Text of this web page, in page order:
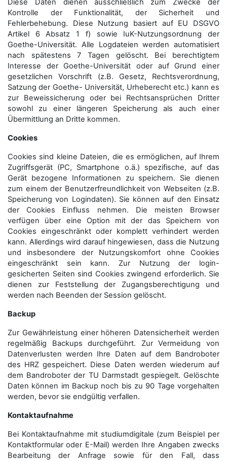
Diese Daten dienen ausschließlich zum Zwecke der
Kontrolle der Funktionalität, der Sicherheit und
Fehlerbehebung. Diese Nutzung basiert auf EU DSGVO
Artikel 6 Absatz 1 f) sowie IuK-Nutzungsordnung der
Goethe-Universität. Alle Logdateien werden auto­matisiert
nach spätestens 7 Tagen gelöscht. Bei berechtigtem
Interesse der Goethe-Universität oder auf Grund einer
gesetzlichen Vorschrift (z.B. Gesetz, Rechtsverordnung,
Satzung der Goethe- Universität, Urheberecht etc.) kann es
zur Beweissicherung oder bei Rechtsansprüchen Dritter
sowohl zu einer längeren Speicherung als auch einer
Übermittlung an Dritte kommen.
Cookies
Cookies sind kleine Dateien, die es ermöglichen, auf Ihrem
Zugriffsgerät (PC, Smartphone o.ä.) spezifische, auf das
Gerät bezogene Informationen zu speichern. Sie dienen
zum einem der Benutzerfreundlichkeit von Webseiten (z.B.
Speicherung von Logindaten). Sie können auf den Einsatz
der Cookies Einfluss nehmen. Die meisten Browser
verfügen über eine Option mit der das Speichern von
Cookies eingeschränkt oder komplett verhindert werden
kann. Allerdings wird darauf hingewiesen, dass die Nutzung
und insbesondere der Nutzungskomfort ohne Cookies
eingeschränkt sein kann. Zur Nutzung der login-
gesicherten Seiten sind Cookies zwingend erforderlich. Sie
dienen zur Feststellung der Zugangs­berechtigung und
werden nach Beenden der Session gelöscht.
Backup
Zur Gewährleistung einer höheren Datensicherheit werden
regelmäßig Backups durchgeführt. Zur Vermeidung von
Datenverlusten werden Ihre Daten auf dem Bandroboter
des HRZ gespeichert. Diese Daten werden wiederum auf
dem Bandroboter der TU Darmstadt gespiegelt. Gelöschte
Daten können im Backup noch bis zu 90 Tage vorgehalten
werden, bevor sie endgültig verfallen.
Kontaktaufnahme
Bei Kontaktaufnahme mit studiumdigitale (zum Beispiel per
Kontaktformular oder E-Mail) werden Ihre Angaben zwecks
Bearbeitung der Anfrage sowie für den Fall, dass